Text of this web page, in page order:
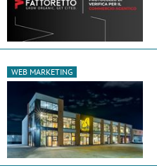
WEB MARKETING